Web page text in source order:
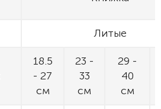
Литые
18.5
- 27
см
23 -
33
см
29 -
40
см